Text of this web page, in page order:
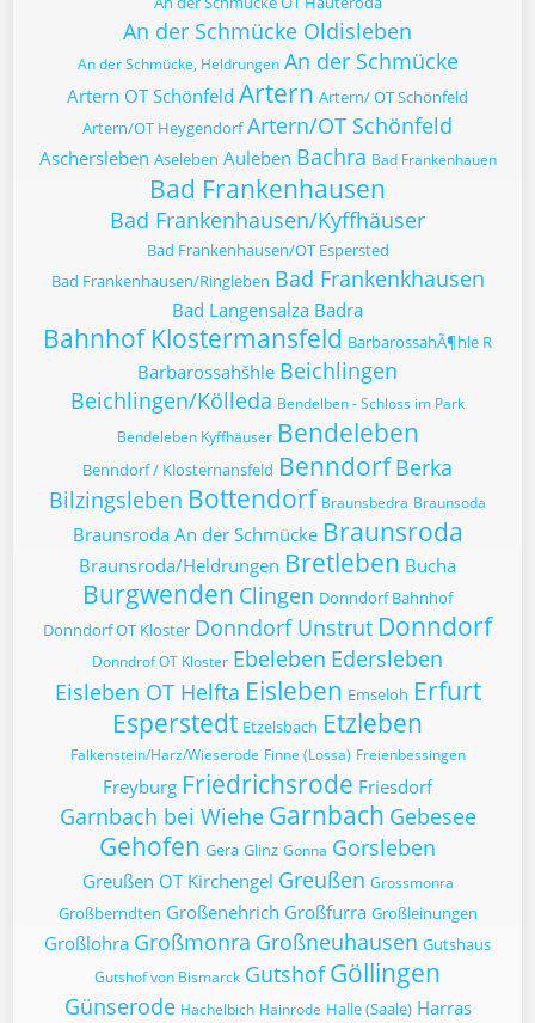
An der Schmücke Oldisleben
An der Schmücke, Heldrungen An der Schmücke
Artern OT Schönfeld Artern Artern/ OT Schönfeld
Artern/OT Heygendorf Artern/OT Schönfeld
Aschersleben Aseleben Auleben Bachra Bad Frankenhauen
Bad Frankenhausen
Bad Frankenhausen/Kyffhäuser
Bad Frankenhausen/OT Espersted
Bad Frankenhausen/Ringleben Bad Frankenkhausen
Bad Langensalza Badra
Bahnhof Klostermansfeld BarbarossahÃ¶hle R
Barbarossahšhle Beichlingen
Beichlingen/Kölleda Bendelben - Schloss im Park
Bendeleben Kyffhäuser Bendeleben
Benndorf / Klosternansfeld Benndorf Berka
Bilzingsleben Bottendorf Braunsbedra Braunsoda
Braunsroda An der Schmücke Braunsroda
Braunsroda/Heldrungen Bretleben Bucha
Burgwenden Clingen Donndorf Bahnhof
Donndorf OT Kloster Donndorf Unstrut Donndorf
Donndrof OT Kloster Ebeleben Edersleben
Eisleben OT Helfta Eisleben Emseloh Erfurt
Esperstedt Etzelsbach Etzleben
Falkenstein/Harz/Wieserode Finne (Lossa) Freienbessingen
Freyburg Friedrichsrode Friesdorf
Garnbach bei Wiehe Garnbach Gebesee
Gehofen Gera Glinz Gonna Gorsleben
Greußen OT Kirchengel Greußen Grossmonra
Großberndten Großenehrich Großfurra Großleinungen
Großlohra Großmonra Großneuhausen Gutshaus
Gutshof von Bismarck Gutshof Göllingen
Günserode Hachelbich Hainrode Halle (Saale) Harras